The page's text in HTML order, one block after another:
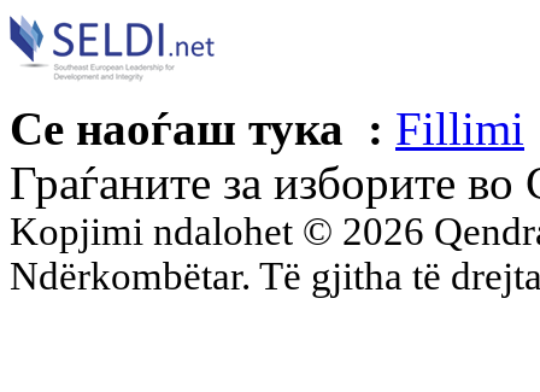
Се наоѓаш тука : Fillimi
Граѓаните за изборите во
Kopjimi ndalohet © 2026
Ndërkombëtar. Të gjitha të